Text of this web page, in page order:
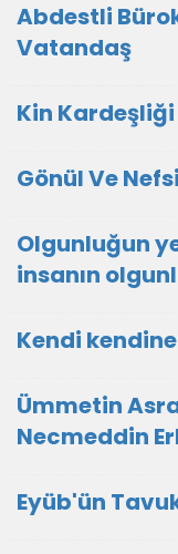
Abdestli
Vatandaş
Kin
Gönül Ve
Olgunluğun
insanın
Kendi
Ümmetin
Necmeddin
Eyüb'ün